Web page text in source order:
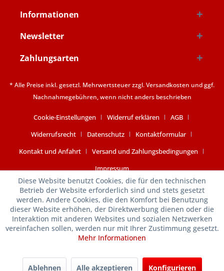
Informationen
Newsletter
Zahlungsarten
* Alle Preise inkl. gesetzl. Mehrwertsteuer zzgl.Versandkosten und ggf.
Nachnahmegebühren, wenn nicht anders beschrieben
Cookie-Einstellungen Widerruf erklären
AGB
Widerrufsrecht
Datenschutz
Kontaktformular
Kontakt und Anfahrt
Versand und Zahlungsbedingungen
Impressum
Diese Website benutzt Cookies, die für den technischen
Betrieb der Website erforderlich sind und stets gesetzt
werden. Andere Cookies, die den Komfort bei Benutzung
dieser Website erhöhen, der Direktwerbung dienen oder die
Interaktion mit anderen Websites und sozialen Netzwerken
vereinfachen sollen, werden nur mit Ihrer Zustimmung gesetzt.
Mehr Informationen
Ablehnen Alle akzeptieren Konfigurieren